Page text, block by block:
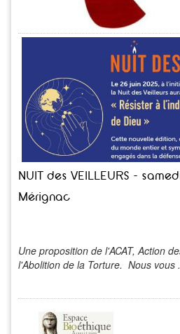
NUIT des VEILLEURS -
Mérignac
Une proposition de l'ACAT, Action
l'Abolition de la Torture. Nous vous